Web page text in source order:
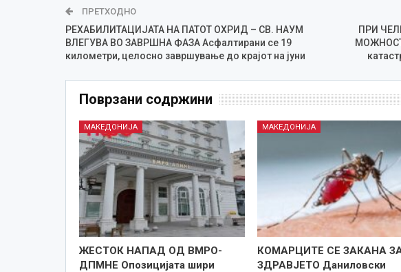
ПРЕТХОДНО
РЕХАБИЛИТАЦИЈАТА НА ПАТОТ ОХРИД – СВ. НАУМ
ВЛЕГУВА ВО ЗАВРШНА ФАЗА Асфалтирани се 19
километри, целосно завршување до крајот на јуни
ПРИ
Поврзани содржини
МАКЕДОНИЈА
ЖЕСТОК НАПАД ОД ВМРО-
ДПМНЕ Опозицијата шири
МАКЕДОНИЈА
КОМАРЦИТЕ СЕ ЗАКАНА
ЗДРАВЈЕТО Даниловски